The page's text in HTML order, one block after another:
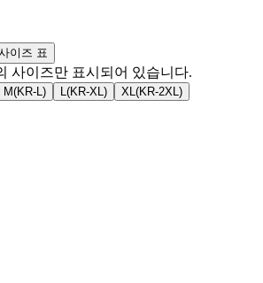
이즈 표
사이즈만 표시되어 있습니다.
M(KR-L) L(KR-XL) XL(KR-2XL)